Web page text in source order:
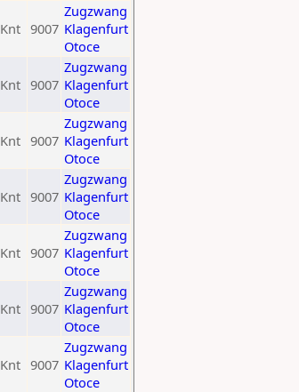
Knt 9007
Zugzwang
Klagenfurt
Otoce
Knt 9007
Zugzwang
Klagenfurt
Otoce
Knt 9007
Zugzwang
Klagenfurt
Otoce
Knt 9007
Zugzwang
Klagenfurt
Otoce
Knt 9007
Zugzwang
Klagenfurt
Otoce
Knt 9007
Zugzwang
Klagenfurt
Otoce
Knt 9007
Zugzwang
Klagenfurt
Otoce